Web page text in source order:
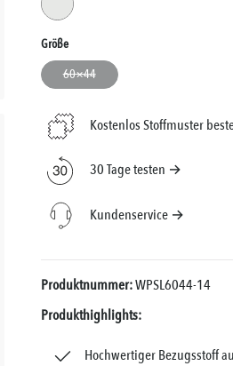
Weiss
(Diese Option ist zurzeit nicht verfügbar.)
GrößeAuswählen
60×44
(Diese Option ist zurzeit nicht verfügbar.)
Kostenlos Stoffmuster
30 Tage testen →
Kundenservice →
Produktnummer:WPSL6044-14
Produkthighlights:
Hochwertiger Bezugsstoff